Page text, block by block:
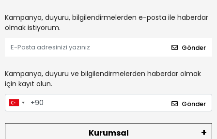
Kampanya, duyuru, bilgilendirmelerden e-posta ile haberdar
olmak istiyorum.
Gönder
Kampanya, duyuru ve bilgilendirmelerden haberdar olmak
için kayıt olun.
Gönder
Kurumsal